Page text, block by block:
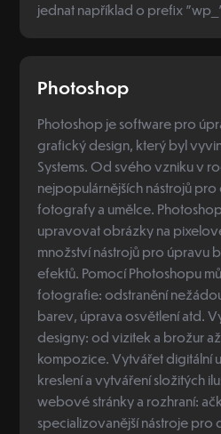
jednat například o prefix
Photoshop
Photoshop je software pro
grafický design, který byl
Systems. Od svého vzniku v
nejpopulárnějších nástrojů
fotografy a umělce.
upravovat obrázky na
množství nástrojů pro úpravu
efektů. Pomocí Photoshopu
fotografie: odstranění
barev, úprava osvětlení atd.
designy: od vizitek a brožur
kompozice. Vytvářet digitální
kreslení a vytváření složitých
webové stránky a rozhraní:
specializovanější nástroje